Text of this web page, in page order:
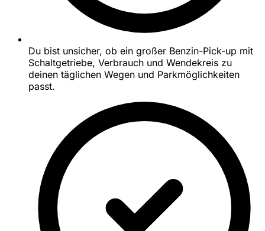
Du bist unsicher, ob ein großer Benzin-Pick-up mit
Schaltgetriebe, Verbrauch und Wendekreis zu
deinen täglichen Wegen und Parkmöglichkeiten
passt.